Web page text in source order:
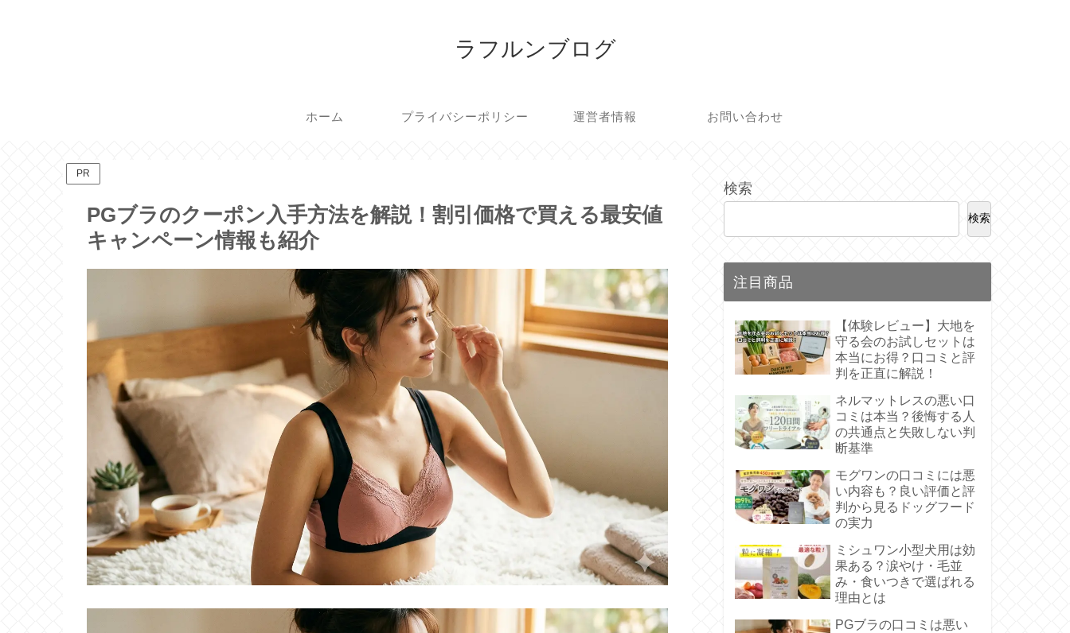
ラフルンブログ
ホーム プライバシーポリシー 運営者情報 お問い合わせ
PR
PGブラのクーポン入手方法を解説！割引価格で買える最安値
キャンペーン情報も紹介
検索
検索
注目商品
【体験レビュー】大地を
守る会のお試しセットは
本当にお得？口コミと評
判を正直に解説！
ネルマットレスの悪い口
コミは本当？後悔する人
の共通点と失敗しない判
断基準
モグワンの口コミには悪
い内容も？良い評価と評
判から見るドッグフード
の実力
ミシュワン小型犬用は効
果ある？涙やけ・毛並
み・食いつきで選ばれる
理由とは
PGブラの口コミは悪い